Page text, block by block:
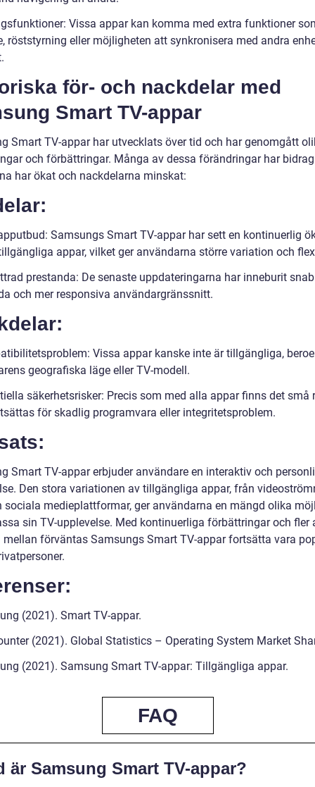
Vissa appar kan komma med extra funktioner
röststyrning eller möjligheten att synkronisera med andra
för- och nackdelar med
Smart TV-appar
Smart TV-appar har utvecklats över tid och har genomgått
och förbättringar. Många av dessa förändringar har
har ökat och nackdelarna minskat:
Samsungs Smart TV-appar har sett en kontinuerlig
appar, vilket ger användarna större variation och
prestanda: De senaste uppdateringarna har inneburit
och mer responsiva användargränssnitt.
Vissa appar kanske inte är tillgängliga,
geografiska läge eller TV-modell.
säkerhetsrisker: Precis som med alla appar finns det små
för skadlig programvara eller integritetsproblem.
Smart TV-appar erbjuder användare en interaktiv och
Den stora variationen av tillgängliga appar, från
sociala medieplattformar, ger användarna en mängd olika
sin TV-upplevelse. Med kontinuerliga förbättringar och fler
förväntas Samsungs Smart TV-appar fortsätta vara
(2021). Smart TV-appar.
(2021). Global Statistics – Operating System Market
(2021). Samsung Smart TV-appar: Tillgängliga appar.
FAQ
är Samsung Smart TV-appar?